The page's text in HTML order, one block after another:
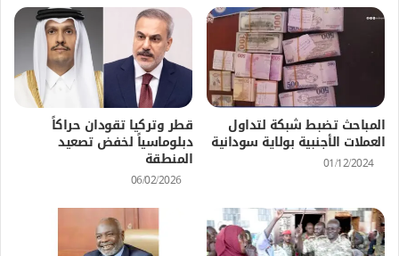
المباحث تضبط شبكة لتداول
العملات الأجنبية بولاية سودانية
01/12/2024
قطر وتركيا تقودان حراكاً
دبلوماسياً لخفض تصعيد
المنطقة
06/02/2026